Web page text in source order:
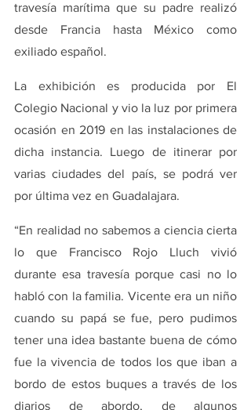
travesía marítima que su padre realizó
desde Francia hasta México como
exiliado español.
La exhibición es producida por El
Colegio Nacional y vio la luz por primera
ocasión en 2019 en las instalaciones de
dicha instancia. Luego de itinerar por
varias ciudades del país, se podrá ver
por última vez en Guadalajara.
“En realidad no sabemos a ciencia cierta
lo que Francisco Rojo Lluch vivió
durante esa travesía porque casi no lo
habló con la familia. Vicente era un niño
cuando su papá se fue, pero pudimos
tener una idea bastante buena de cómo
fue la vivencia de todos los que iban a
bordo de estos buques a través de los
diarios de abordo, de algunos